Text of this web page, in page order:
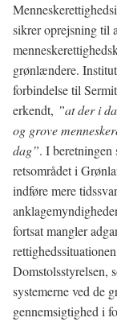
sikrer oprejsning til
grønlændere.
forbindelse til
erkendt, ”at der i
og grove
dag”. I beretningen
retsområdet i
indføre mere
fortsat mangler
Domstolsstyrelsen,
systemerne ved de
gennemsigtighed i